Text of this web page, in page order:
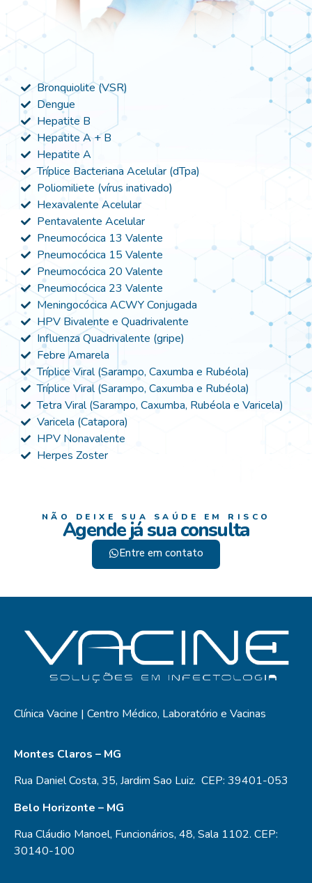
Bronquiolite (VSR)
Dengue
Hepatite B
Hepatite A + B
Hepatite A
Tríplice Bacteriana Acelular (dTpa)
Poliomiliete (vírus inativado)
Hexavalente Acelular
Pentavalente Acelular
Pneumocócica 13 Valente
Pneumocócica 15 Valente
Pneumocócica 20 Valente
Pneumocócica 23 Valente
Meningocócica ACWY Conjugada
HPV Bivalente e Quadrivalente
Influenza Quadrivalente (gripe)
Febre Amarela
Tríplice Viral (Sarampo, Caxumba e Rubéola)
Tríplice Viral (Sarampo, Caxumba e Rubéola)
Tetra Viral (Sarampo, Caxumba, Rubéola e Varicela)
Varicela (Catapora)
HPV Nonavalente
Herpes Zoster
NÃO DEIXE SUA SAÚDE EM RISCO
Agende já sua consulta
Entre em contato
Clínica Vacine | Centro Médico, Laboratório e Vacinas
Montes Claros – MG
Rua Daniel Costa, 35, Jardim Sao Luiz. CEP: 39401-053
Belo Horizonte – MG
Rua Cláudio Manoel, Funcionários, 48, Sala 1102. CEP:
30140-100